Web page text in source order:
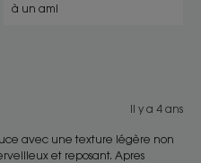
à un ami
Il y a 4 ans
avec une texture légère non
et reposant. Apres